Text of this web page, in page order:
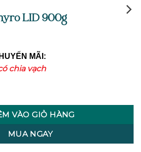
Add to
wishlist
LID 900g
MÃI:
chia vạch
900g số lượng
VÀO GIỎ HÀNG
MUA NGAY